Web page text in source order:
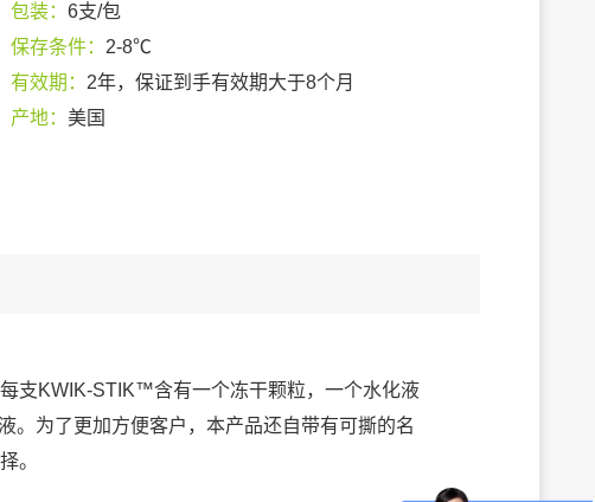
包装： 6支/包
保存条件： 2-8℃
有效期： 2年，保证到手有效期大于8个月
产地： 美国
支KWIK-STIK™含有一个冻干颗粒，一个水化液
。为了更加方便客户，本产品还自带有可撕的名
。